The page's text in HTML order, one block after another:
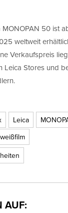
MONOPAN 50 ist
weltweit
Verkaufspreis
Leica Stores und
Leica
AUF: